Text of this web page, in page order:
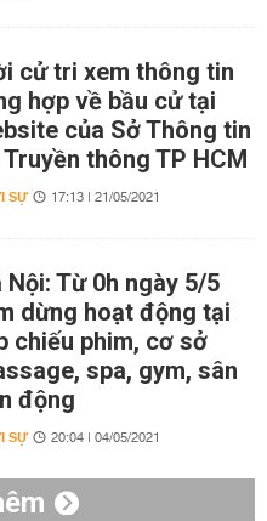
cử tri xem thông tin
hợp về bầu cử tại
của Sở Thông tin
thông TP HCM
SỰ 17:13 | 21/05/2021
Nội: Từ 0h ngày 5/5
dừng hoạt động tại
chiếu phim, cơ sở
spa, gym, sân
động
SỰ 20:04 | 04/05/2021